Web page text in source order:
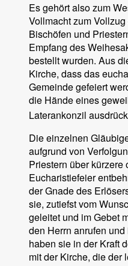
Es gehört also zum
Vollmacht zum
Bischöfen und
Empfang des
bestellt wurden. Aus
Kirche, dass das
Gemeinde gefeiert
die Hände eines
Laterankonzil
Die einzelnen
aufgrund von
Priestern über
Eucharistiefeier
der Gnade des
sie, zutiefst vom
geleitet und im Gebet
den Herrn anrufen
haben sie in der Kraft
mit der Kirche, die der